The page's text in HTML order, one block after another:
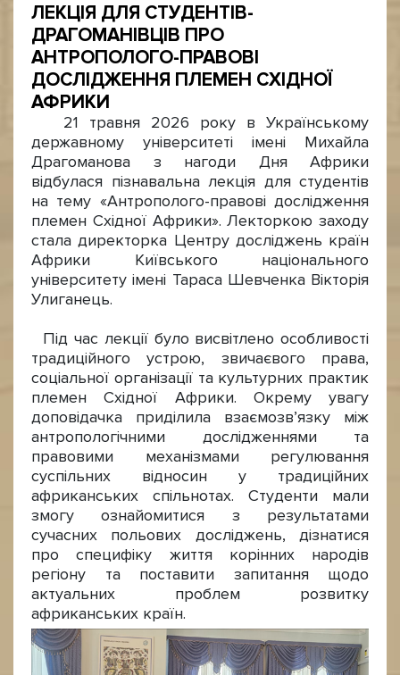
ЛЕКЦІЯ ДЛЯ СТУДЕНТІВ-
ДРАГОМАНІВЦІВ ПРО
АНТРОПОЛОГО-ПРАВОВІ
ДОСЛІДЖЕННЯ ПЛЕМЕН СХІДНОЇ
АФРИКИ
21 травня 2026 року в Українському
державному університеті імені Михайла
Драгоманова з нагоди Дня Африки
відбулася пізнавальна лекція для студентів
на тему «Антрополого-правові дослідження
племен Східної Африки». Лекторкою заходу
стала директорка Центру досліджень країн
Африки Київського національного
університету імені Тараса Шевченка Вікторія
Улиганець.
Під час лекції було висвітлено особливості
традиційного устрою, звичаєвого права,
соціальної організації та культурних практик
племен Східної Африки. Окрему увагу
доповідачка приділила взаємозв’язку між
антропологічними дослідженнями та
правовими механізмами регулювання
суспільних відносин у традиційних
африканських спільнотах. Студенти мали
змогу ознайомитися з результатами
сучасних польових досліджень, дізнатися
про специфіку життя корінних народів
регіону та поставити запитання щодо
актуальних проблем розвитку
африканських країн.